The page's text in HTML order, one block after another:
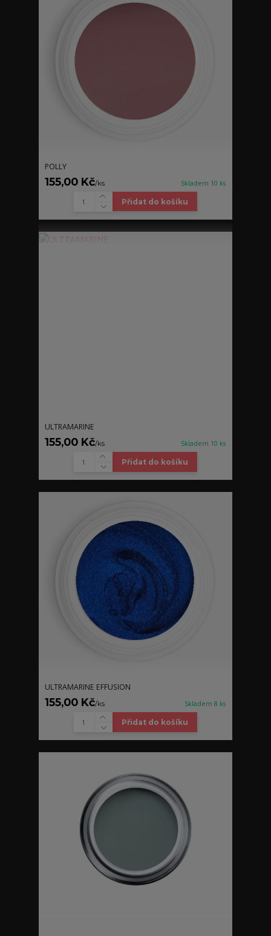
POLLY
155,00 Kč/ks Skladem 10 ks
Přidat do košíku
ULTRAMARINE
155,00 Kč/ks Skladem 10 ks
Přidat do košíku
ULTRAMARINE EFFUSION
155,00 Kč/ks Skladem 8 ks
Přidat do košíku